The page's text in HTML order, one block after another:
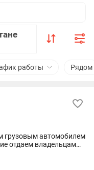
работы Рядом
грузовым автомобилем
отдаем владельцам